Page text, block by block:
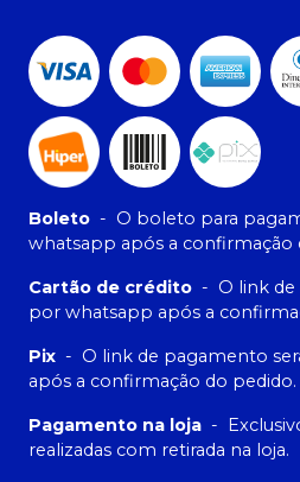
Boleto - O boleto para
whatsapp após a confirmação
Cartão de crédito - O link
por whatsapp após a
Pix - O link de pagamento
após a confirmação do pedido.
Pagamento na loja -
realizadas com retirada na loja.